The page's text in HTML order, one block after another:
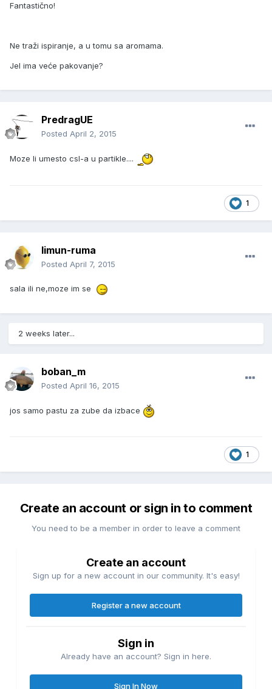
Fantastično!
Ne traži ispiranje, a u tomu sa aromama.
Jel ima veće pakovanje?
PredragUE
Posted April 2, 2015
Moze li umesto csl-a u partikle....
1
limun-ruma
Posted April 7, 2015
sala ili ne,moze im se
2 weeks later...
boban_m
Posted April 16, 2015
jos samo pastu za zube da izbace
1
Create an account or sign in to comment
You need to be a member in order to leave a comment
Create an account
Sign up for a new account in our community. It's easy!
Register a new account
Sign in
Already have an account? Sign in here.
Sign In Now